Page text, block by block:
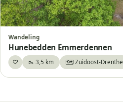
Wandeling
Hunebedden Emmerdennen
♡Bewaar🥾 3,5 km 🗺️ Zuidoost-Drenthe